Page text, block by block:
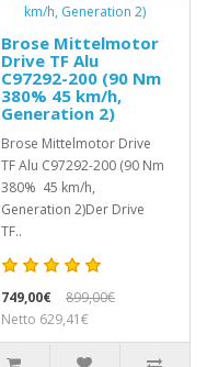
Brose Mittelmotor
Drive TF Alu
C97292-200 (90 Nm
380% 45 km/h,
Generation 2)
Brose Mittelmotor Drive
TF Alu C97292-200 (90 Nm
380% 45 km/h,
Generation 2)Der Drive
TF..
749,00€
899,00€
Netto 629,41€